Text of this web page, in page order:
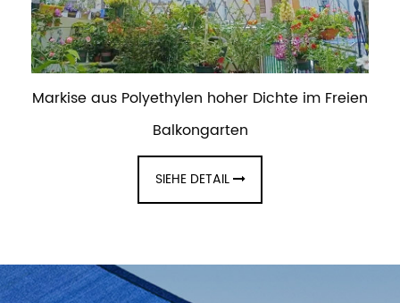
Markise aus Polyethylen hoher Dichte im Freien
Balkongarten
SIEHE DETAIL